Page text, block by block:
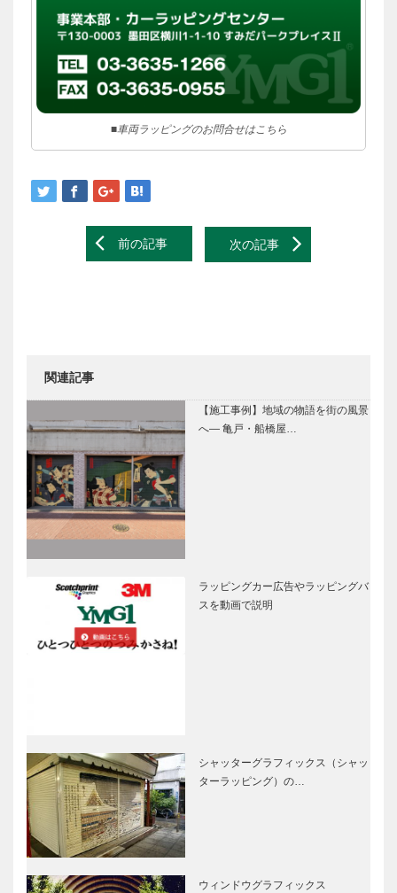
■車両ラッピングのお問合せはこちら
navigation
前の記事 次の記事
関連記事
【施工事例】地域の物語を街の風景
へ― 亀戸・船橋屋…
ラッピングカー広告やラッピングバ
スを動画で説明
シャッターグラフィックス（シャッ
ターラッピング）の…
ウィンドウグラフィックス